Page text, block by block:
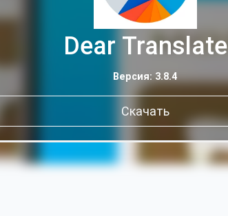
Dear Translate
Версия: 3.8.4
Скачать